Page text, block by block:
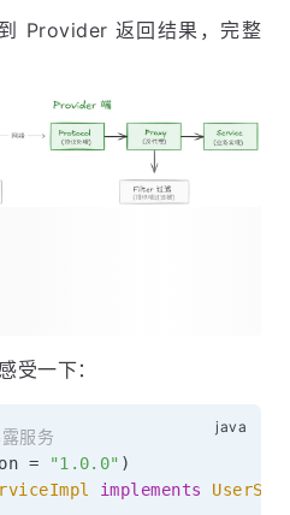
Provider 返回结果，完整
受一下：
服务
= "1.0.0" )
implements